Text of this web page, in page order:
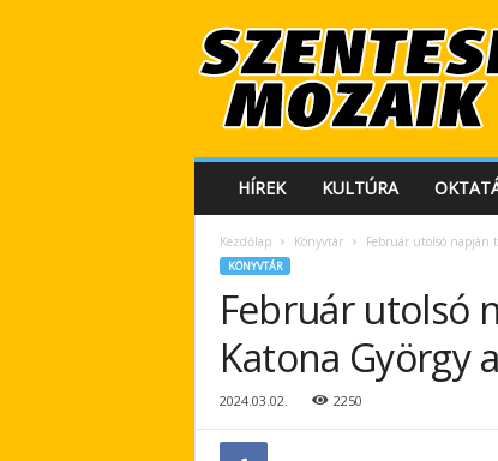
e
HÍREK KULTÚRA
Kezdőlap Könyvtár Február utolsó napján
KÖNYVTÁR
Február utolsó
Katona György
2024.03.02. 2250